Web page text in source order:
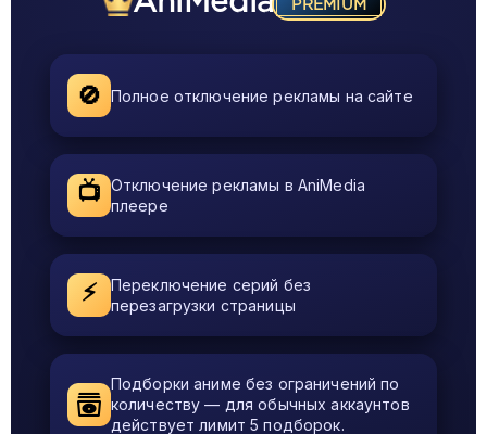
PREMIUM
🚫 Полное отключение рекламы на сайте
📺 Отключение рекламы в AniMedia
плеере
⚡
Переключение серий без
перезагрузки страницы
Подборки аниме без ограничений по
количеству — для обычных аккаунтов
действует лимит 5 подборок.